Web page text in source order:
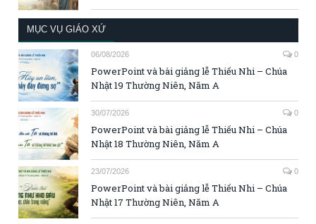
MỤC VỤ GIÁO XỨ
06/08/2026 0
PowerPoint và bài giảng lễ Thiếu Nhi – Chúa
Nhật 19 Thường Niên, Năm A
30/07/2026 0
PowerPoint và bài giảng lễ Thiếu Nhi – Chúa
Nhật 18 Thường Niên, Năm A
23/07/2026 0
PowerPoint và bài giảng lễ Thiếu Nhi – Chúa
Nhật 17 Thường Niên, Năm A